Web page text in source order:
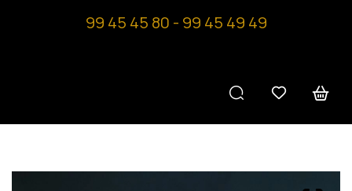
99 45 45 80 - 99 45 49 49